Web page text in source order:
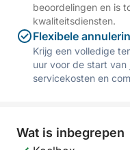
beoordelingen en is
kwaliteitsdiensten.
Flexibele
Krijg een volledige
uur voor de start
servicekosten en
Wat is inbegrepen